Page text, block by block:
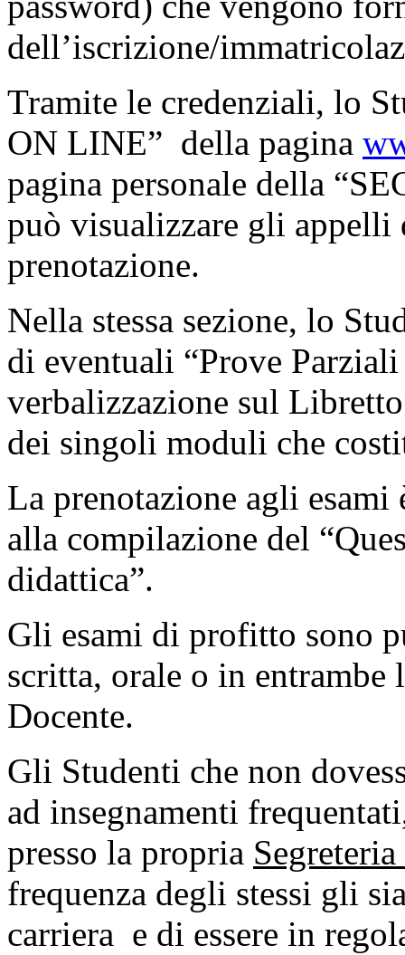
dell’iscrizione/
Tramite le credenziali, lo
ON LINE” della pagina
pagina personale della
può visualizzare gli
prenotazione.
Nella stessa sezione, lo
di eventuali “Prove
verbalizzazione sul
dei singoli moduli che
La prenotazione agli
alla compilazione del
didattica”.
Gli esami di profitto sono
scritta, orale o in entrambe
Docente.
Gli Studenti che non
ad insegnamenti
presso la propria
frequenza degli stessi gli
carriera e di essere in